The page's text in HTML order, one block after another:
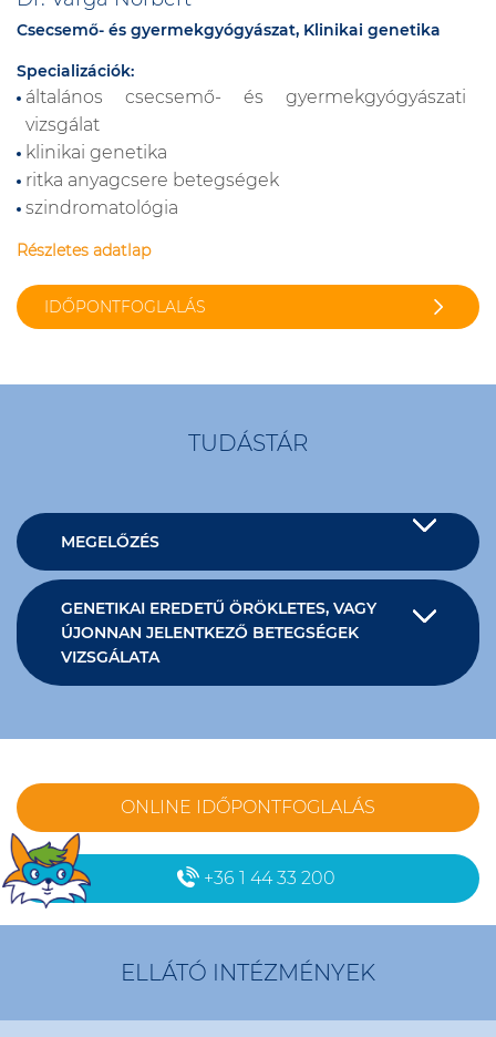
Csecsemő- és gyermekgyógyászat, Klinikai genetika
Specializációk:
általános csecsemő- és gyermekgyógyászati
vizsgálat
klinikai genetika
ritka anyagcsere betegségek
szindromatológia
Részletes adatlap
IDŐPONTFOGLALÁS
TUDÁSTÁR
MEGELŐZÉS
GENETIKAI EREDETŰ ÖRÖKLETES, VAGY
ÚJONNAN JELENTKEZŐ BETEGSÉGEK
VIZSGÁLATA
ONLINE IDŐPONTFOGLALÁS
+36 1 44 33 200
ELLÁTÓ INTÉZMÉNYEK